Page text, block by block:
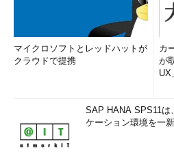
マイクロソフトとレッドハットが
クラウドで提携
カ
が
UX
SAP HANA SPS11は
ケーション環境を一新